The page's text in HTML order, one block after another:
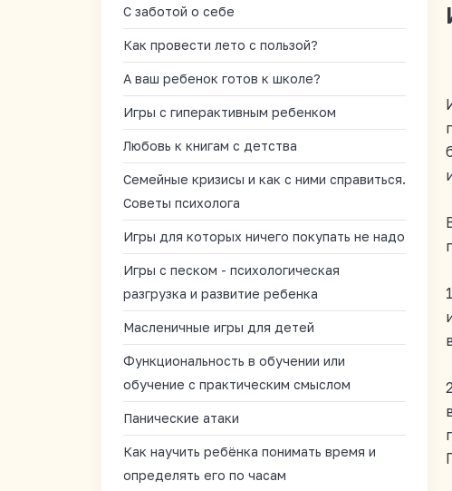
С заботой о себе
Как провести лето с пользой?
А ваш ребенок готов к школе?
Игры с гиперактивным ребенком
Любовь к книгам с детства
Семейные кризисы и как с ними справиться.
Советы психолога
Игры для которых ничего покупать не надо
Игры с песком - психологическая
разгрузка и развитие ребенка
Масленичные игры для детей
Функциональность в обучении или
обучение с практическим смыслом
Панические атаки
Как научить ребёнка понимать время и
определять его по часам